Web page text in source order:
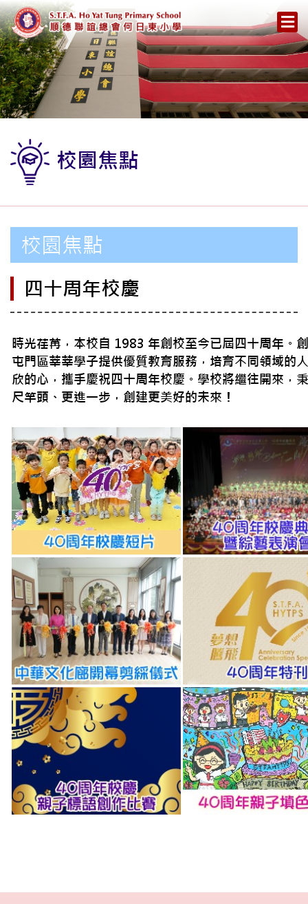
校園焦點
校園焦點
四十周年校慶
時光荏苒，本校自 1983 年創校至今已屆四十周年。
屯門區莘莘學子提供優質教育服務，培育不同領域的
欣的心，攜手慶祝四十周年校慶。學校將繼往開來，
尺竿頭、更進一步，創建更美好的未來！